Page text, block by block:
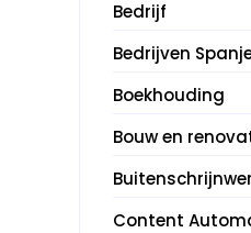
Bedrijf
Bedrijven
Boekhouding
Bouw en
Content